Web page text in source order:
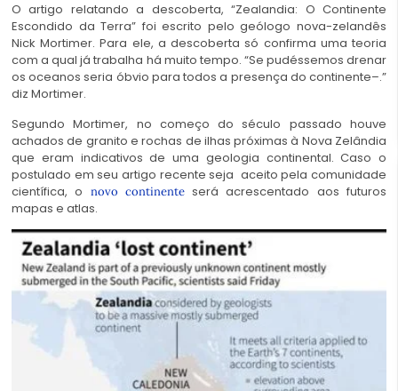
O artigo relatando a descoberta, “Zealandia: O Continente
Escondido da Terra” foi escrito pelo geólogo nova-zelandês
Nick Mortimer. Para ele, a descoberta só confirma uma teoria
com a qual já trabalha há muito tempo. “Se pudéssemos drenar
os oceanos seria óbvio para todos a presença do continente–.”
diz Mortimer.
Segundo Mortimer, no começo do século passado houve
achados de granito e rochas de ilhas próximas à Nova Zelândia
que eram indicativos de uma geologia continental. Caso o
postulado em seu artigo recente seja aceito pela comunidade
científica, o novo continenteserá acrescentado aos futuros
mapas e atlas.